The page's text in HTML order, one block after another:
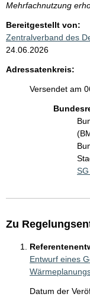
Mehrfachnutzung
Bereitgestellt von:
Zentralverband des
24.06.2026
Adressatenkreis:
Versendet am
Zu
Entwurf eines
Datum der